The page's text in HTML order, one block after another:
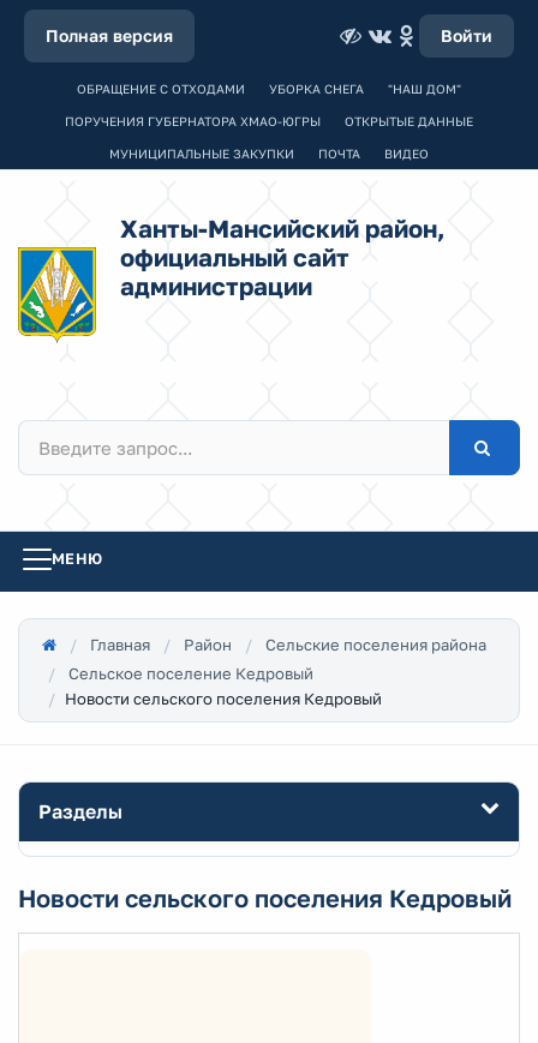
Полная версия Войти
ОБРАЩЕНИЕ С ОТХОДАМИ УБОРКА СНЕГА "НАШ ДОМ"
ПОРУЧЕНИЯ ГУБЕРНАТОРА ХМАО-ЮГРЫ ОТКРЫТЫЕ ДАННЫЕ
МУНИЦИПАЛЬНЫЕ ЗАКУПКИ ПОЧТА ВИДЕО
Ханты-Мансийский район,
официальный сайт
администрации
МЕНЮ
Главная Район
Сельские поселения района
Сельское поселение Кедровый
Новости сельского поселения Кедровый
Разделы
Новости сельского поселения Кедровый